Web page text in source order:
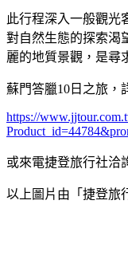
此行程深入一般觀光
對自然生態的探索渴
麗的地質景觀，是尋
蘇門答臘10日之旅，
https://
或來電捷登旅行社洽
以上圖片由「捷登旅